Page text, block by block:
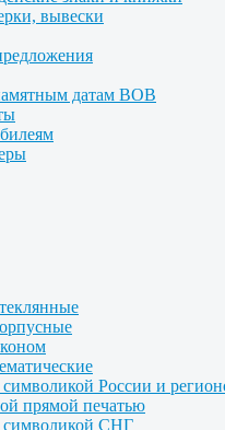
вывески
датам ВОВ
России и
прямой печатью
символикой СНГ